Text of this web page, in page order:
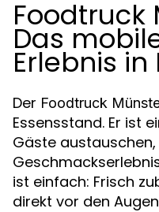
Foodtruck
Das
Erlebnis
Der Foodtruck
Essensstand. Er ist
Gäste
ist einfach: Frisch
direkt vor den